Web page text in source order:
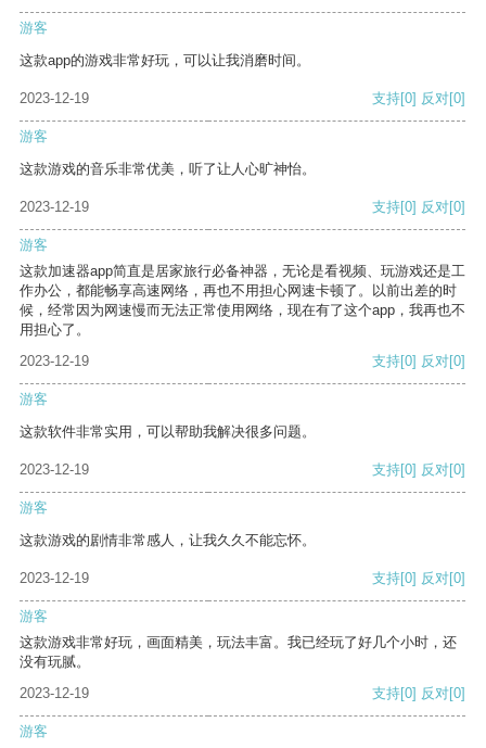
游客
这款app的游戏非常好玩，可以让我消磨时间。
2023-12-19 支持[0] 反对[0]
游客
这款游戏的音乐非常优美，听了让人心旷神怡。
2023-12-19 支持[0] 反对[0]
游客
这款加速器app简直是居家旅行必备神器，无论是看视频、玩游戏还是工
作办公，都能畅享高速网络，再也不用担心网速卡顿了。以前出差的时
候，经常因为网速慢而无法正常使用网络，现在有了这个app，我再也不
用担心了。
2023-12-19
支持[0] 反对[0]
游客
这款软件非常实用，可以帮助我解决很多问题。
2023-12-19 支持[0] 反对[0]
游客
这款游戏的剧情非常感人，让我久久不能忘怀。
2023-12-19 支持[0] 反对[0]
游客
这款游戏非常好玩，画面精美，玩法丰富。我已经玩了好几个小时，还
没有玩腻。
2023-12-19
支持[0] 反对[0]
游客